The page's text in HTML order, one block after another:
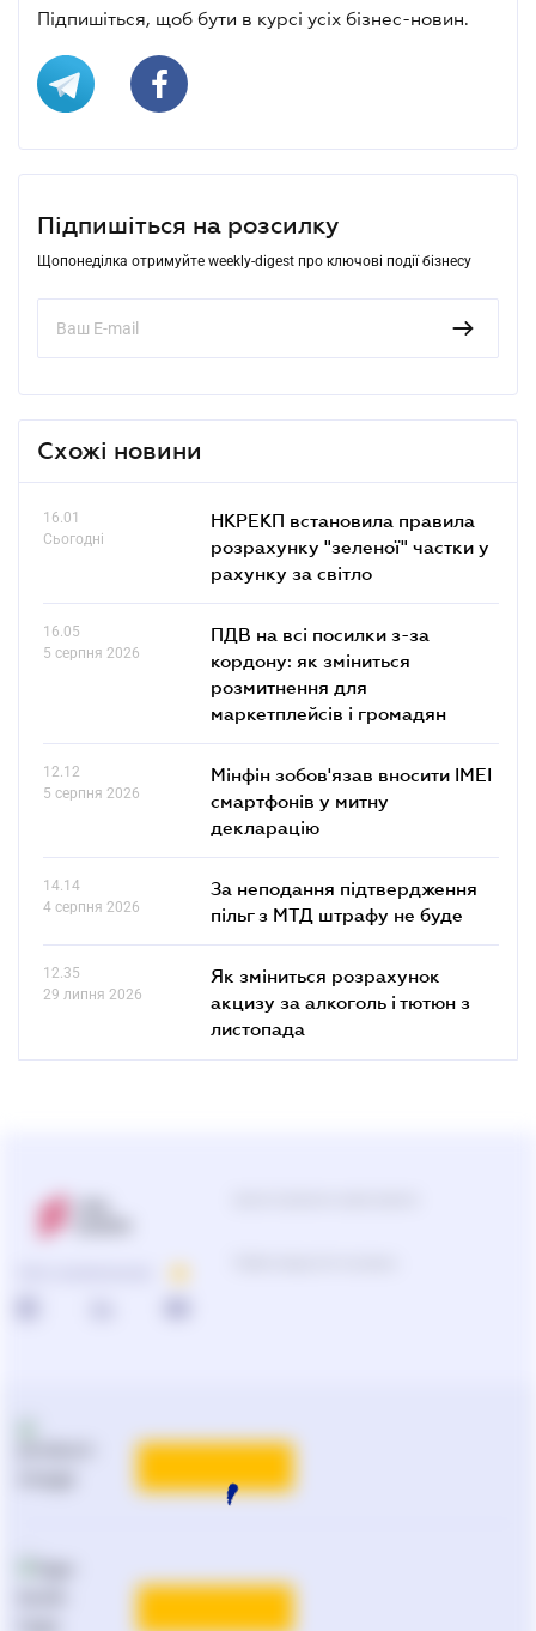
Підпишіться, щоб бути в курсі усіх бізнес-новин.
Підпишіться на розсилку
Щопонеділка отримуйте weekly-digest про ключові події бізнесу
Схожі новини
16.01
Сьогодні
НКРЕКП встановила правила
розрахунку "зеленої" частки у
рахунку за світло
16.05
5 серпня 2026
ПДВ на всі посилки з-за
кордону: як зміниться
розмитнення для
маркетплейсів і громадян
12.12
5 серпня 2026
Мінфін зобов'язав вносити IMEI
смартфонів у митну
декларацію
14.14
4 серпня 2026
За неподання підтвердження
пільг з МТД штрафу не буде
12.35
29 липня 2026
Як зміниться розрахунок
акцизу за алкоголь і тютюн з
листопада